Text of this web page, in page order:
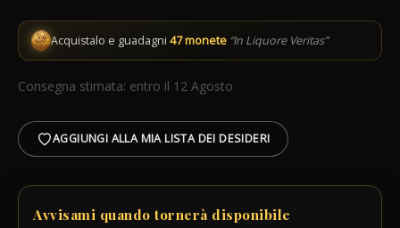
Acquistalo e guadagni 47 monete “In Liquore Veritas”
Consegna stimata: entro il 12 Agosto
AGGIUNGI ALLA MIA LISTA DEI DESIDERI
Avvisami quando tornerà disponibile